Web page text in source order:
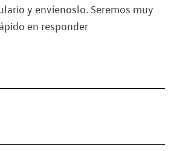
y envíenoslo. Seremos muy
en responder